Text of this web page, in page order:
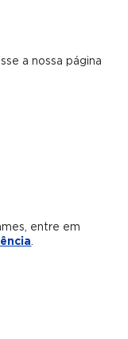
a nossa página
entre em